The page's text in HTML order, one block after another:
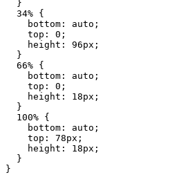
  }
  34% {
    bottom: auto;
    top: 0;
    height: 96px;
  }
  66% {
    bottom: auto;
    top: 0;
    height: 18px;
  }
  100% {
    bottom: auto;
    top: 78px;
    height: 18px;
  }
}